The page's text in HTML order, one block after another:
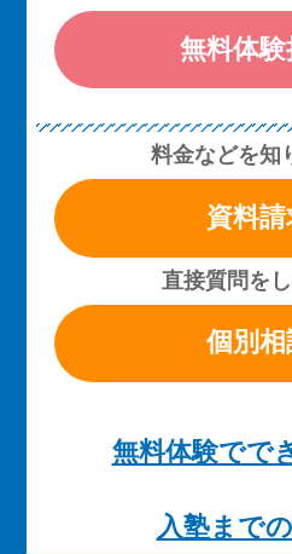
無料体験
料金などを知
資料請
直接質問を
個別相
無料体験でで
入塾まで